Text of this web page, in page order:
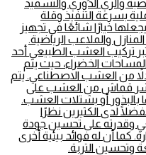
والري الدوري والتسميد
بسرعة التنفيذ وقلة
خيارًا شائعًا في تجهيز
والملاعب الرياضية.
تركيب العشب الطبيعي أحد
الخضراء، حيث يتم
من العشب الاصطناعي. يتم
قماش من العشب على
بالبذور أو بشتلات العشب.
لدى الكثيرين نظرًا
وقدرته على تحسين جودة
كما أن له فوائد بيئية أخرى
وتحسين التربة.